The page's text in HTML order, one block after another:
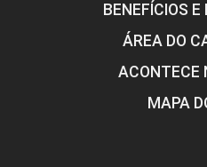
BENEFÍCIOS
ÁREA DO
ACONTECE
MAPA